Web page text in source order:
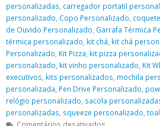
personalizadas, carregador portatil
personalizado, Copo Personalizado,
de Ouvido Personalizado, Garrafa Térmica
térmica personalizado, kit chá, kit chá
Personalizado, Kit Pizza, kit pizza
personalizado, kit vinho personalizado, Kit
executivos, kits personalizados, mochila
personalizada, Pen Drive Personalizado,
relógio personalizado, sacola
personalizadas, squeeze personalizado,
em